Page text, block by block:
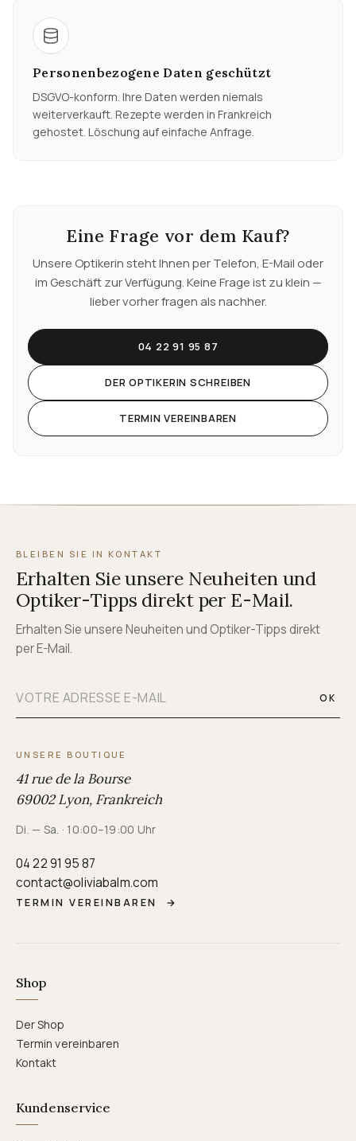
Personenbezogene Daten geschützt
DSGVO-konform. Ihre Daten werden niemals
weiterverkauft. Rezepte werden in Frankreich
gehostet. Löschung auf einfache Anfrage.
Eine Frage vor dem Kauf?
Unsere Optikerin steht Ihnen per Telefon, E-Mail oder
im Geschäft zur Verfügung. Keine Frage ist zu klein —
lieber vorher fragen als nachher.
04 22 91 95 87
DER OPTIKERIN SCHREIBEN
TERMIN VEREINBAREN
BLEIBEN SIE IN KONTAKT
Erhalten Sie unsere Neuheiten und
Optiker-Tipps direkt per E-Mail.
Erhalten Sie unsere Neuheiten und Optiker-Tipps direkt
per E-Mail.
OK
UNSERE BOUTIQUE
41 rue de la Bourse
69002 Lyon, Frankreich
Di. — Sa. · 10:00–19:00 Uhr
04 22 91 95 87
contact@oliviabalm.com
TERMIN VEREINBAREN →
Shop
Der Shop
Termin vereinbaren
Kontakt
Kundenservice